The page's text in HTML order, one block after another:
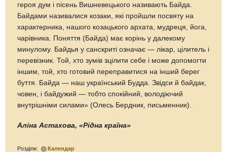
героя дум і пісень Вишневецького називають Байда.
Байдами називалися козаки, які пройшли посвяту на
характерника, нашого козацького архата, мудреця, йога,
чарівника. Поняття (Байда) має корінь у далекому
минулому. Байдья у санскриті означає — лікар, цілитель і
перевізник. Той, хто зумів зцілити себе і може допомогти
іншим, той, хто готовий переправитися на інший берег
буття. Байда — наш український Будда. Звідси й байдак,
човен, і байдужий — тобто спокійний, володіючий
внутрішніми силами» (Олесь Бердник, письменник).
Аліна Астахова, «Рідна країна»
Розділи: Календар